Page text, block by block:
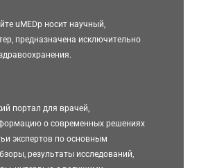
uMEDp носит научный,
предназначена исключительно
портал для врачей,
о современных решениях
экспертов по основным
результаты исследований,